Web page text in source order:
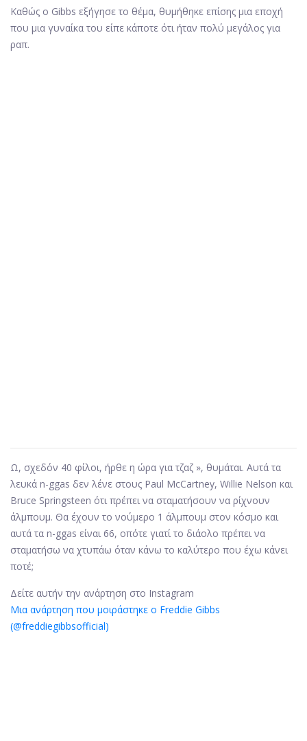
Καθώς ο Gibbs εξήγησε το θέμα, θυμήθηκε επίσης μια εποχή
που μια γυναίκα του είπε κάποτε ότι ήταν πολύ μεγάλος για
ραπ.
Ω, σχεδόν 40 φίλοι, ήρθε η ώρα για τζαζ », θυμάται. Αυτά τα
λευκά n-ggas δεν λένε στους Paul McCartney, Willie Nelson και
Bruce Springsteen ότι πρέπει να σταματήσουν να ρίχνουν
άλμπουμ. Θα έχουν το νούμερο 1 άλμπουμ στον κόσμο και
αυτά τα n-ggas είναι 66, οπότε γιατί το διάολο πρέπει να
σταματήσω να χτυπάω όταν κάνω το καλύτερο που έχω κάνει
ποτέ;
Δείτε αυτήν την ανάρτηση στο Instagram
Μια ανάρτηση που μοιράστηκε ο Freddie Gibbs
(@freddiegibbsofficial)